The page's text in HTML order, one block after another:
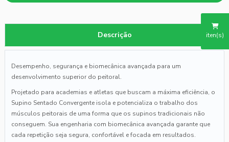
iten(s)
Descrição
Desempenho, segurança e biomecânica avançada para um
desenvolvimento superior do peitoral.
Projetado para academias e atletas que buscam a máxima eficiência, o
Supino Sentado Convergente isola e potencializa o trabalho dos
músculos peitorais de uma forma que os supinos tradicionais não
conseguem. Sua engenharia com biomecânica avançada garante que
cada repetição seja segura, confortável e focada em resultados.